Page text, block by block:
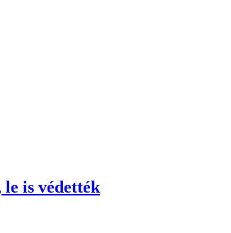
le is védették